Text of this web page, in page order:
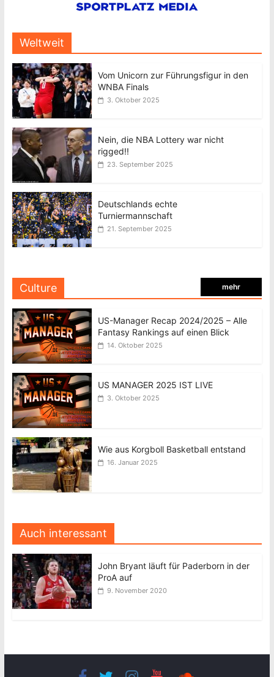
Weltweit
Vom Unicorn zur Führungsfigur in den
WNBA Finals
3. Oktober 2025
Nein, die NBA Lottery war nicht
rigged!!
23. September 2025
Deutschlands echte
Turniermannschaft
21. September 2025
Culture mehr
US-Manager Recap 2024/2025 – Alle
Fantasy Rankings auf einen Blick
14. Oktober 2025
US MANAGER 2025 IST LIVE
3. Oktober 2025
Wie aus Korgboll Basketball entstand
16. Januar 2025
Auch interessant
John Bryant läuft für Paderborn in der
ProA auf
9. November 2020